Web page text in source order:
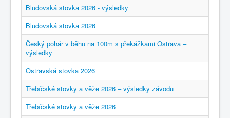
Bludovská stovka 2026 - výsledky
Bludovská stovka 2026
Český pohár v běhu na 100m s překážkami Ostrava –
výsledky
Ostravská stovka 2026
Třebíčské stovky a věže 2026 – výsledky závodu
Třebíčské stovky a věže 2026